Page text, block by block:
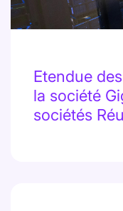
Etendue
la société
sociétés